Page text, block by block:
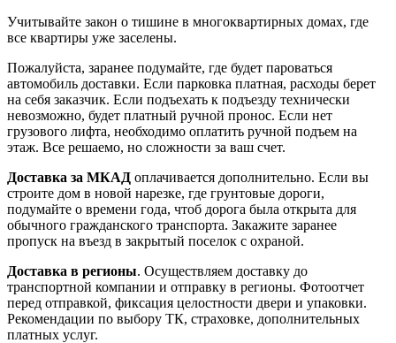
Учитывайте закон о тишине в многоквартирных домах, где
все квартиры уже заселены.
Пожалуйста, заранее подумайте, где будет пароваться
автомобиль доставки. Если парковка платная, расходы берет
на себя заказчик. Если подъехать к подъезду технически
невозможно, будет платный ручной пронос. Если нет
грузового лифта, необходимо оплатить ручной подъем на
этаж. Все решаемо, но сложности за ваш счет.
Доставка за МКАД оплачивается дополнительно. Если вы
строите дом в новой нарезке, где грунтовые дороги,
подумайте о времени года, чтоб дорога была открыта для
обычного гражданского транспорта. Закажите заранее
пропуск на въезд в закрытый поселок с охраной.
Доставка в регионы. Осуществляем доставку до
транспортной компании и отправку в регионы. Фотоотчет
перед отправкой, фиксация целостности двери и упаковки.
Рекомендации по выбору ТК, страховке, дополнительных
платных услуг.